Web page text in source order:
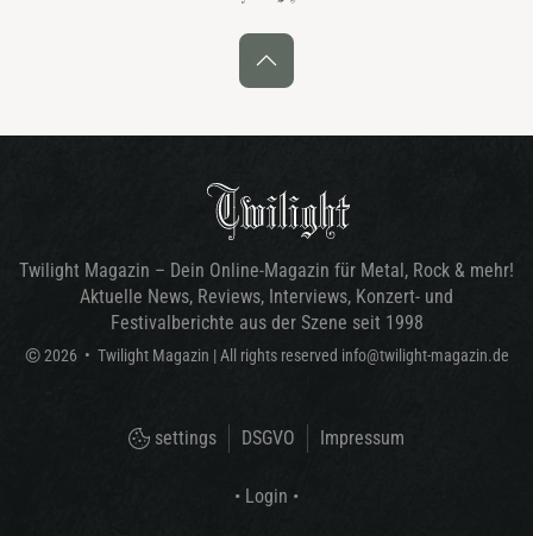
Twilight Magazin – Dein Online-Magazin für Metal, Rock & mehr!
Aktuelle News, Reviews, Interviews, Konzert- und
Festivalberichte aus der Szene seit 1998
© 2026 • Twilight Magazin | All rights reserved info@twilight-magazin.de
settings DSGVO Impressum
• Login •